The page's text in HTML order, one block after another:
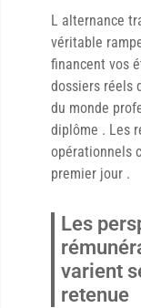
L alternance
véritable
financent vos
dossiers réels
du monde
diplôme . Les
opérationnels
premier jour .
Les
varient
retenue